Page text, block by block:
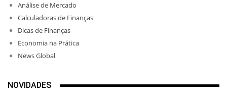
Análise de Mercado
Calculadoras de Finanças
Dicas de Finanças
Economia na Prática
News Global
NOVIDADES